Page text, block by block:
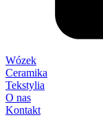
Wózek
Ceramika
Tekstylia
O nas
Kontakt